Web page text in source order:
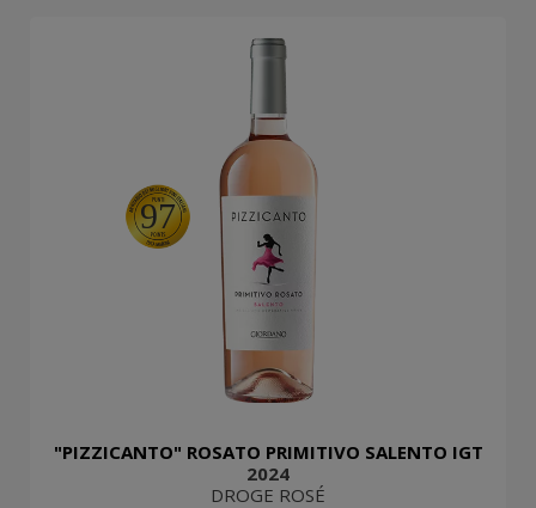
97
"PIZZICANTO" ROSATO PRIMITIVO SALENTO IGT
2024
DROGE ROSÉ